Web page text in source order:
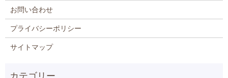
お問い合わせ
プライバシーポリシー
サイトマップ